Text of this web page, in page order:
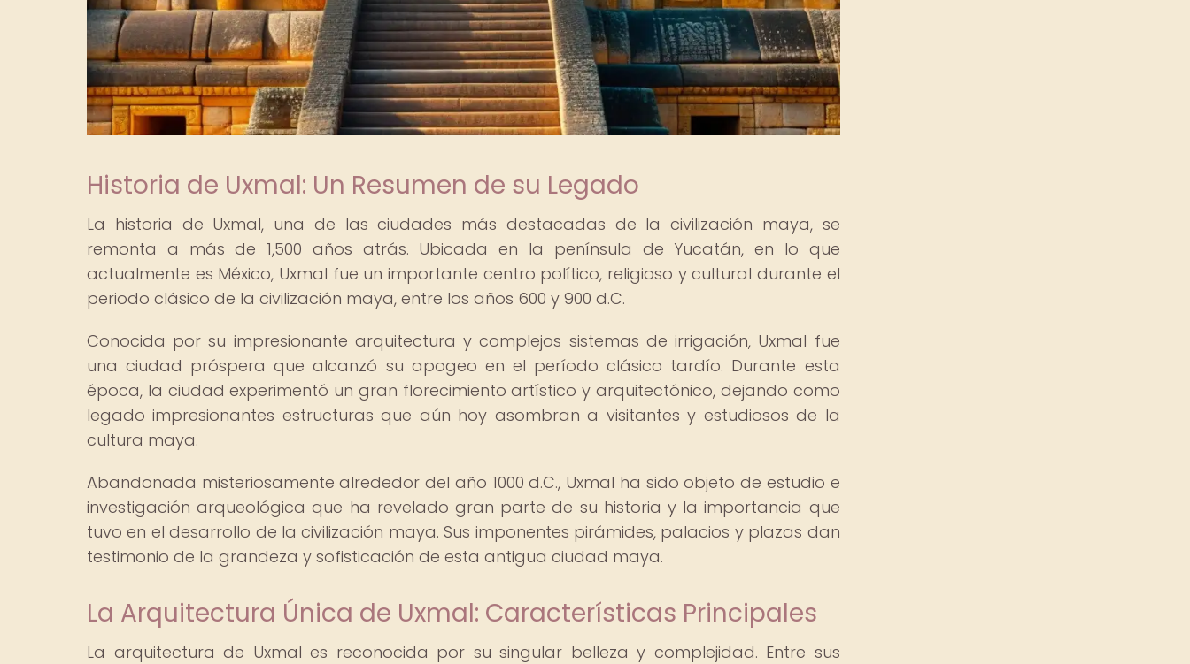
Historia de Uxmal: Un Resumen de su Legado
La historia de Uxmal, una de las ciudades más destacadas de la civilización maya, se
remonta a más de 1,500 años atrás. Ubicada en la península de Yucatán, en lo que
actualmente es México, Uxmal fue un importante centro político, religioso y cultural durante el
periodo clásico de la civilización maya, entre los años 600 y 900 d.C.
Conocida por su impresionante arquitectura y complejos sistemas de irrigación, Uxmal fue
una ciudad próspera que alcanzó su apogeo en el período clásico tardío. Durante esta
época, la ciudad experimentó un gran florecimiento artístico y arquitectónico, dejando como
legado impresionantes estructuras que aún hoy asombran a visitantes y estudiosos de la
cultura maya.
Abandonada misteriosamente alrededor del año 1000 d.C., Uxmal ha sido objeto de estudio e
investigación arqueológica que ha revelado gran parte de su historia y la importancia que
tuvo en el desarrollo de la civilización maya. Sus imponentes pirámides, palacios y plazas dan
testimonio de la grandeza y sofisticación de esta antigua ciudad maya.
La Arquitectura Única de Uxmal: Características Principales
La arquitectura de Uxmal es reconocida por su singular belleza y complejidad. Entre sus